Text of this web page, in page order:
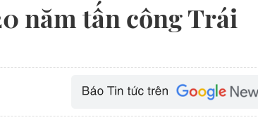
năm tấn công Trái